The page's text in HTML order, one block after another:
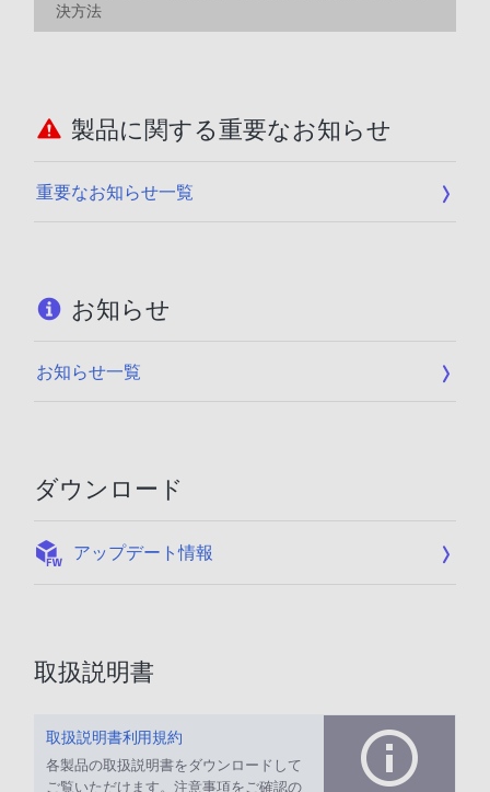
決方法
製品に関する重要なお知らせ
重要なお知らせ一覧
お知らせ
お知らせ一覧
ダウンロード
アップデート情報
取扱説明書
取扱説明書利用規約
各製品の取扱説明書をダウンロードして
ご覧いただけます。注意事項をご確認の